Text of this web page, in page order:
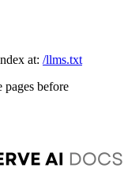
at: /llms.txt
before